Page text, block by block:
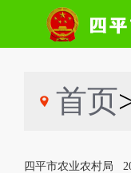
首页
四平市农业农村局